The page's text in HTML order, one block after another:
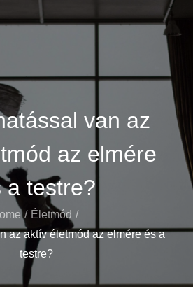
van az
az elmére
a testre?
Életmód
az aktív életmód az elmére és a
testre?